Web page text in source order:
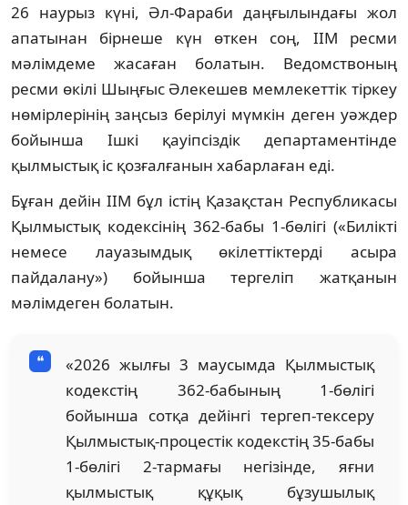
26 наурыз күні, Әл-Фараби даңғылындағы жол
апатынан бірнеше күн өткен соң, ІІМ ресми
мәлімдеме жасаған болатын. Ведомствоның
ресми өкілі Шыңғыс Әлекешев мемлекеттік тіркеу
нөмірлерінің заңсыз берілуі мүмкін деген уәждер
бойынша Ішкі қауіпсіздік департаментінде
қылмыстық іс қозғалғанын хабарлаған еді.
Бұған дейін ІІМ бұл істің Қазақстан Республикасы
Қылмыстық кодексінің 362-бабы 1-бөлігі («Билікті
немесе лауазымдық өкілеттіктерді асыра
пайдалану») бойынша тергеліп жатқанын
мәлімдеген болатын.
«2026 жылғы 3 маусымда Қылмыстық
кодекстің 362-бабының 1-бөлігі
бойынша сотқа дейінгі тергеп-тексеру
Қылмыстық-процестік кодекстің 35-бабы
1-бөлігі 2-тармағы негізінде, яғни
қылмыстық құқық бұзушылық